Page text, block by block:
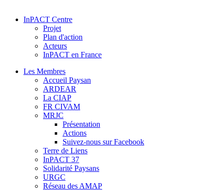
InPACT Centre
Projet
Plan d'action
Acteurs
InPACT en France
Les Membres
Accueil Paysan
ARDEAR
La CIAP
FR CIVAM
MRJC
Présentation
Actions
Suivez-nous sur Facebook
Terre de Liens
InPACT 37
Solidarité Paysans
URGC
Réseau des AMAP